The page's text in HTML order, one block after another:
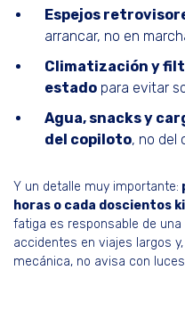
Espejos
arrancar, no en
Climatización y
estado para evitar
Agua, snacks y
del copiloto, no del
Y un detalle muy importante:
horas o cada doscientos
fatiga es responsable de
accidentes en viajes largos
mecánica, no avisa con